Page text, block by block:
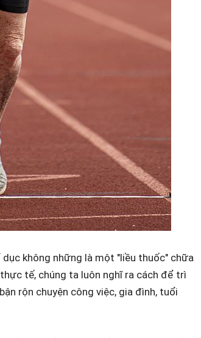
không những là một "liều thuốc" chữa
tế, chúng ta luôn nghĩ ra cách để trì
rộn chuyện công việc, gia đình, tuổi